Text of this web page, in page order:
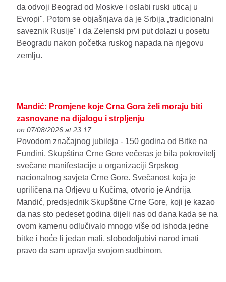
da odvoji Beograd od Moskve i oslabi ruski uticaj u
Evropi". Potom se objašnjava da je Srbija „tradicionalni
saveznik Rusije" i da Zelenski prvi put dolazi u posetu
Beogradu nakon početka ruskog napada na njegovu
zemlju.
Mandić: Promjene koje Crna Gora želi moraju biti
zasnovane na dijalogu i strpljenju
on 07/08/2026 at 23:17
Povodom značajnog jubileja - 150 godina od Bitke na
Fundini, Skupština Crne Gore večeras je bila pokrovitelj
svečane manifestacije u organizaciji Srpskog
nacionalnog savjeta Crne Gore. Svečanost koja je
upriličena na Orljevu u Kučima, otvorio je Andrija
Mandić, predsjednik Skupštine Crne Gore, koji je kazao
da nas sto pedeset godina dijeli nas od dana kada se na
ovom kamenu odlučivalo mnogo više od ishoda jedne
bitke i hoće li jedan mali, slobodoljubivi narod imati
pravo da sam upravlja svojom sudbinom.